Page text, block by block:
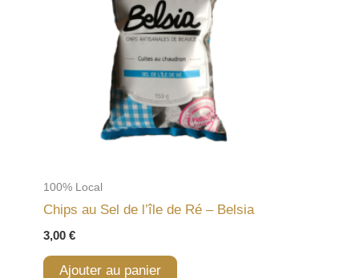
100% Local
Chips au Sel de l’île de Ré – Belsia
3,00 €
Ajouter au panier